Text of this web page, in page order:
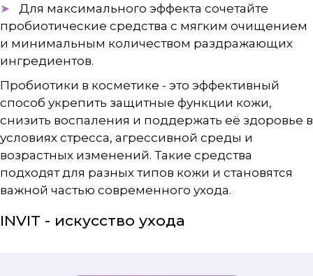
Для максимального эффекта сочетайте
пробиотические средства с мягким очищением
и минимальным количеством раздражающих
ингредиентов.
Пробиотики в косметике - это эффективный
способ укрепить защитные функции кожи,
снизить воспаления и поддержать её здоровье в
условиях стресса, агрессивной среды и
возрастных изменений. Такие средства
подходят для разных типов кожи и становятся
важной частью современного ухода.
INVIT - искусство ухода